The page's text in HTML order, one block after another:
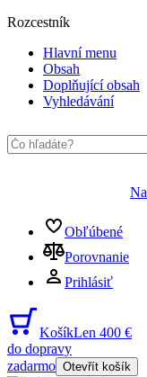
Rozcestník
Hlavní menu
Obsah
Doplňující obsah
Vyhledávání
Obľúbené
Porovnanie
Prihlásiť
KošíkLen 400 €
do dopravy
zadarmo Otevřít košík